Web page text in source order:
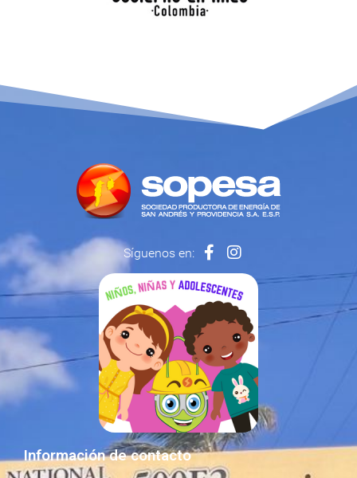
Síguenos en:
Información de contacto